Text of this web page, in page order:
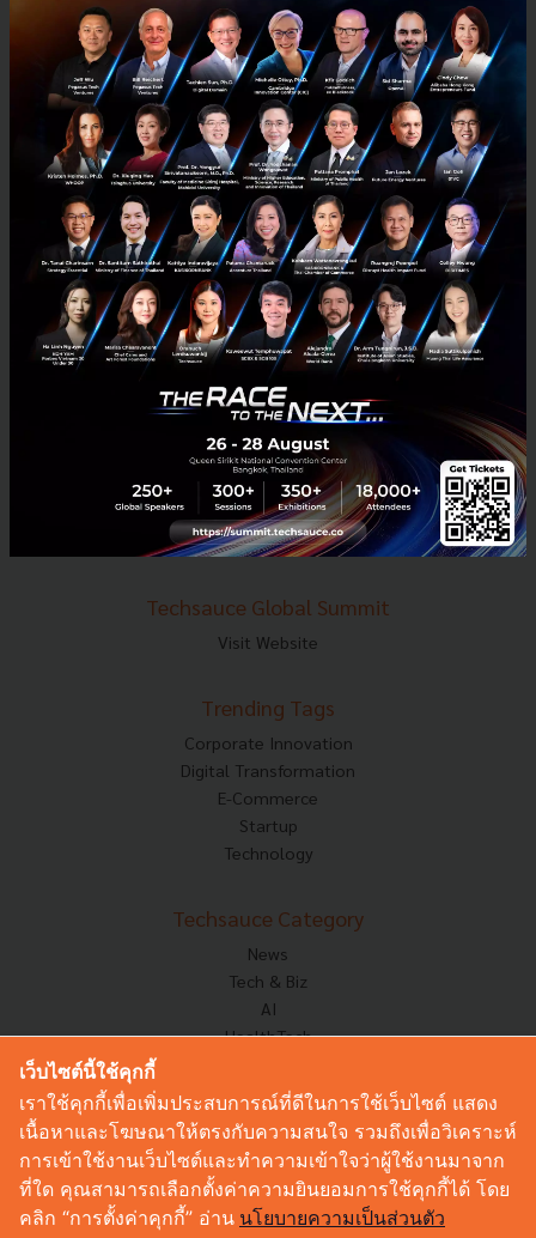
Tech & Biz Russia Startup FinTech VisionLabs
E-mail :contact@techsauce.co
Tel : 02-001-5375
Mobile : 06-4658-9500
Techsauce Media
About Techsauce
Techsauce Services
Privacy Policy
ส่งบทความ
Techsauce Global Summit
Visit Website
Trending Tags
Corporate Innovation
Digital Transformation
E-Commerce
Startup
Technology
Techsauce Category
News
Tech & Biz
AI
HealthTech
Corp Innov
Saucy Thoughts
Based On
Sustainable
Videos
Podcast
เว็บไซต์นี้ใช้คุกกี้
เราใช้คุกกี้เพื่อเพิ่มประสบการณ์ที่ดีในการใช้เว็บไซต์ แสดง
เนื้อหาและโฆษณาให้ตรงกับความสนใจ รวมถึงเพื่อวิเคราะห์
การเข้าใช้งานเว็บไซต์และทำความเข้าใจว่าผู้ใช้งานมาจาก
ที่ใด คุณสามารถเลือกตั้งค่าความยินยอมการใช้คุกกี้ได้ โดย
คลิก “การตั้งค่าคุกกี้” อ่าน นโยบายความเป็นส่วนตัว